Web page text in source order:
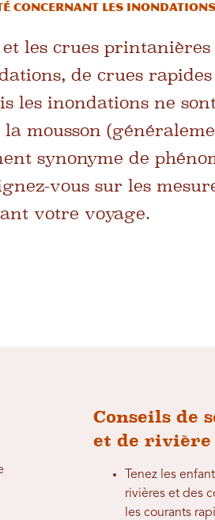
concernant les inondations
les crues
de crues rapides
les inondations ne
mousson
synonyme de
vous sur les
votre voyage.
Conseils de
et de rivière
Tenez les
rivières et des
les courants